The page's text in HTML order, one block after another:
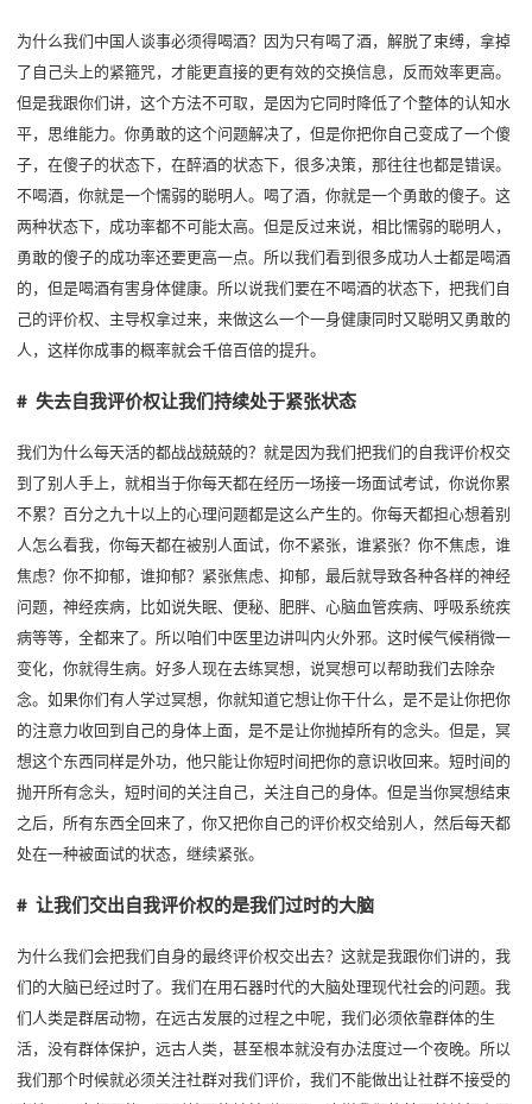
为什么我们中国人谈事必须得喝酒？因为只有喝了酒，解脱了束缚，拿掉
了自己头上的紧箍咒，才能更直接的更有效的交换信息，反而效率更高。
但是我跟你们讲，这个方法不可取，是因为它同时降低了个整体的认知水
平，思维能力。你勇敢的这个问题解决了，但是你把你自己变成了一个傻
子，在傻子的状态下，在醉酒的状态下，很多决策，那往往也都是错误。
不喝酒，你就是一个懦弱的聪明人。喝了酒，你就是一个勇敢的傻子。这
两种状态下，成功率都不可能太高。但是反过来说，相比懦弱的聪明人，
勇敢的傻子的成功率还要更高一点。所以我们看到很多成功人士都是喝酒
的，但是喝酒有害身体健康。所以说我们要在不喝酒的状态下，把我们自
己的评价权、主导权拿过来，来做这么一个一身健康同时又聪明又勇敢的
人，这样你成事的概率就会千倍百倍的提升。
# 失去自我评价权让我们持续处于紧张状态
我们为什么每天活的都战战兢兢的？就是因为我们把我们的自我评价权交
到了别人手上，就相当于你每天都在经历一场接一场面试考试，你说你累
不累？百分之九十以上的心理问题都是这么产生的。你每天都担心想着别
人怎么看我，你每天都在被别人面试，你不紧张，谁紧张？你不焦虑，谁
焦虑？你不抑郁，谁抑郁？紧张焦虑、抑郁，最后就导致各种各样的神经
问题，神经疾病，比如说失眠、便秘、肥胖、心脑血管疾病、呼吸系统疾
病等等，全都来了。所以咱们中医里边讲叫内火外邪。这时候气候稍微一
变化，你就得生病。好多人现在去练冥想，说冥想可以帮助我们去除杂
念。如果你们有人学过冥想，你就知道它想让你干什么，是不是让你把你
的注意力收回到自己的身体上面，是不是让你抛掉所有的念头。但是，冥
想这个东西同样是外功，他只能让你短时间把你的意识收回来。短时间的
抛开所有念头，短时间的关注自己，关注自己的身体。但是当你冥想结束
之后，所有东西全回来了，你又把你自己的评价权交给别人，然后每天都
处在一种被面试的状态，继续紧张。
# 让我们交出自我评价权的是我们过时的大脑
为什么我们会把我们自身的最终评价权交出去？这就是我跟你们讲的，我
们的大脑已经过时了。我们在用石器时代的大脑处理现代社会的问题。我
们人类是群居动物，在远古发展的过程之中呢，我们必须依靠群体的生
活，没有群体保护，远古人类，甚至根本就没有办法度过一个夜晚。所以
我们那个时候就必须关注社群对我们评价，我们不能做出让社群不接受的